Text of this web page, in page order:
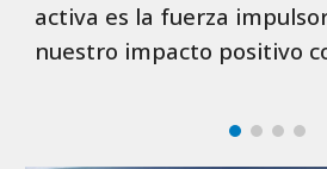
activa es la fuerza
nuestro impacto positivo